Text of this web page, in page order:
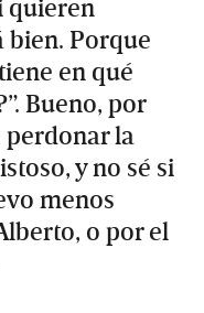
quieren
bien. Porque
en qué
Bueno, por
perdonar la
y no sé si
menos
o por el